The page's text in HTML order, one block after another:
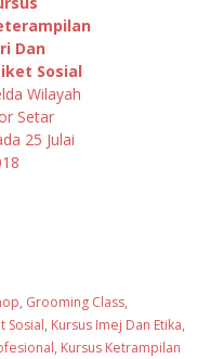
Dan
Sosial
Wilayah
Setar
25 Julai
, Grooming Class,
Sosial, Kursus Imej Dan Etika,
, Kursus Ketrampilan